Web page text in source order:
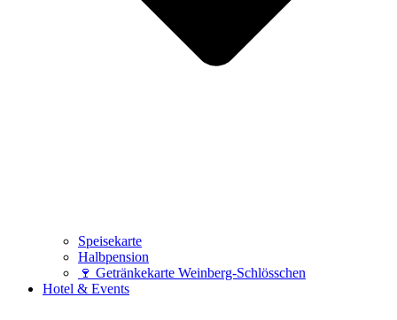
Speisekarte
Halbpension
🍷 Getränkekarte Weinberg-Schlösschen
Hotel & Events